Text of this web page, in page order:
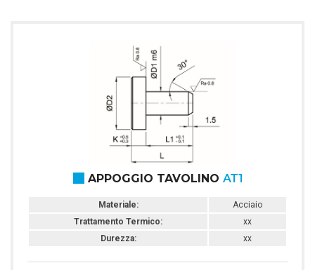
APPOGGIO TAVOLINO AT1
Materiale:
Acciaio
Trattamento Termico:
xx
Durezza:
xx